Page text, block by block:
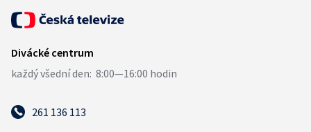
261 136 113